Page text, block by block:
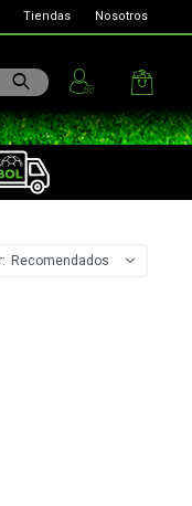
Tiendas Nosotros
Recomendados